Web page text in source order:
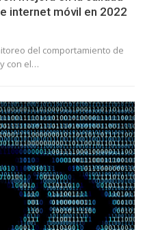
internet móvil en 2022
del comportamiento de
con el…